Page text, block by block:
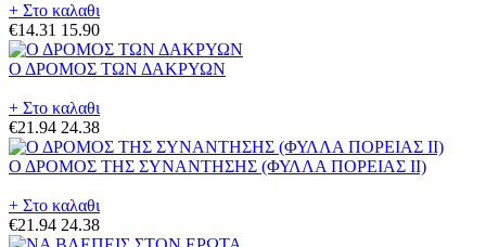
+ Στο καλαθι
€14.31 15.90
Ο ΔΡΟΜΟΣ ΤΩΝ ΔΑΚΡΥΩΝ
+ Στο καλαθι
€21.94 24.38
Ο ΔΡΟΜΟΣ ΤΗΣ ΣΥΝΑΝΤΗΣΗΣ (ΦΥΛΛΑ ΠΟΡΕΙΑΣ II)
+ Στο καλαθι
€21.94 24.38